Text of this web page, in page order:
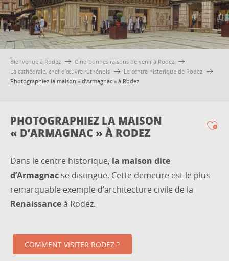
Bienvenue à Rodez
Cinq bonnes raisons de venir à Rodez
La cathédrale, chef d’œuvre ruthénois
Le centre historique de Rodez
Photographiez la maison « d’Armagnac » à Rodez
PHOTOGRAPHIEZ LA MAISON
« D’ARMAGNAC » À RODEZ
Dans le centre historique, la maison dite
d’Armagnac se distingue. Cette demeure est le plus
remarquable exemple d’architecture civile de la
Renaissanceà Rodez.
COMMENT VISITER RODEZ ?